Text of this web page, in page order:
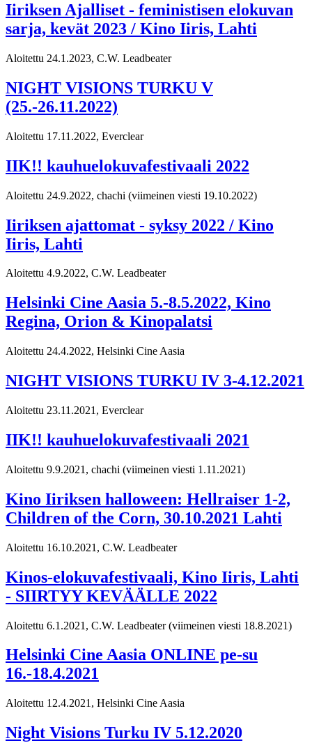
Iiriksen Ajalliset - feministisen elokuvan
sarja, kevät 2023 / Kino Iiris, Lahti
Aloitettu 24.1.2023, C.W. Leadbeater
NIGHT VISIONS TURKU V
(25.-26.11.2022)
Aloitettu 17.11.2022, Everclear
IIK!! kauhuelokuvafestivaali 2022
Aloitettu 24.9.2022, chachi (viimeinen viesti 19.10.2022)
Iiriksen ajattomat - syksy 2022 / Kino
Iiris, Lahti
Aloitettu 4.9.2022, C.W. Leadbeater
Helsinki Cine Aasia 5.-8.5.2022, Kino
Regina, Orion & Kinopalatsi
Aloitettu 24.4.2022, Helsinki Cine Aasia
NIGHT VISIONS TURKU IV 3-4.12.2021
Aloitettu 23.11.2021, Everclear
IIK!! kauhuelokuvafestivaali 2021
Aloitettu 9.9.2021, chachi (viimeinen viesti 1.11.2021)
Kino Iiriksen halloween: Hellraiser 1-2,
Children of the Corn, 30.10.2021 Lahti
Aloitettu 16.10.2021, C.W. Leadbeater
Kinos-elokuvafestivaali, Kino Iiris, Lahti
- SIIRTYY KEVÄÄLLE 2022
Aloitettu 6.1.2021, C.W. Leadbeater (viimeinen viesti 18.8.2021)
Helsinki Cine Aasia ONLINE pe-su
16.-18.4.2021
Aloitettu 12.4.2021, Helsinki Cine Aasia
Night Visions Turku IV 5.12.2020